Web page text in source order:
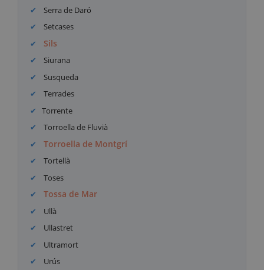
Serra de Daró
Setcases
Sils
Siurana
Susqueda
Terrades
Torrente
Torroella de Fluvià
Torroella de Montgrí
Tortellà
Toses
Tossa de Mar
Ullà
Ullastret
Ultramort
Urús